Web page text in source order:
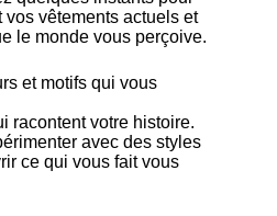
vêtements actuels et
le monde vous perçoive.
et motifs qui vous
racontent votre histoire.
avec des styles
ce qui vous fait vous